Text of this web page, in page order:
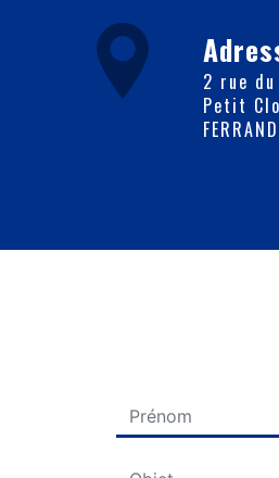
2 rue du Petit Clos – Z.A.C du
Petit
FERRAND